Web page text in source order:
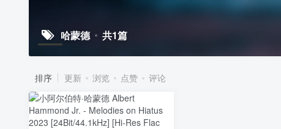
哈蒙德 共1篇
排序 更新 浏览 点赞 评论